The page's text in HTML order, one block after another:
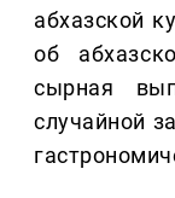
абхазской
об
сырная
случайной